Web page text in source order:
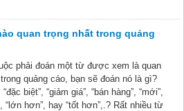
quan trọng nhất trong quảng
phải đoán một từ được xem là quan
quảng cáo, bạn sẽ đoán nó là gì?
“đặc biệt”, “giảm giá”, “bán hàng”, “mới”,
“lớn hơn”, hay “tốt hơn”,.? Rất nhiều từ